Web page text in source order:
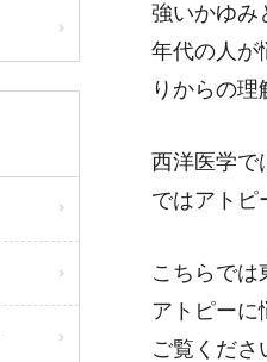
強いかゆみ
年代の人が
りからの理
西洋医学で
ではアトピ
こちらでは
アトピーに
ご覧くださ